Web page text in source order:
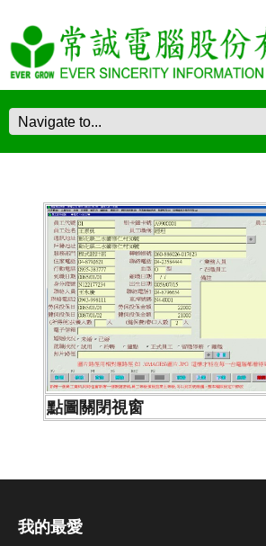
點圖關閉視窗
我的最愛